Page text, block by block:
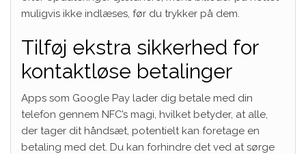
muligvis ikke indlæses, før du trykker på dem.
Tilføj ekstra sikkerhed for
kontaktløse betalinger
Apps som Google Pay lader dig betale med din
telefon gennem NFC’s magi, hvilket betyder, at alle,
der tager dit håndsæt, potentielt kan foretage en
betaling med det. Du kan forhindre det ved at sørge